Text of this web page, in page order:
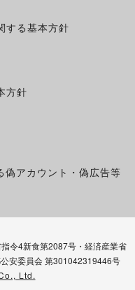
する基本方針
方針
偽アカウント・偽広告等
令4新食第2087号・経済産業省
安委員会 第301042319446号
Ltd.